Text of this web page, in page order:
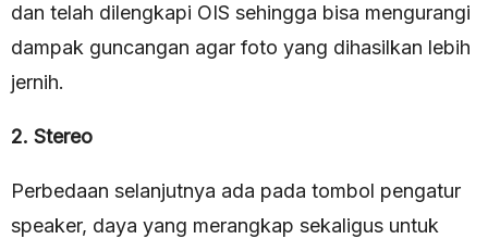
dan telah dilengkapi OIS sehingga bisa mengurangi
dampak guncangan agar foto yang dihasilkan lebih
jernih.
2. Stereo
Perbedaan selanjutnya ada pada tombol pengatur
speaker, daya yang merangkap sekaligus untuk